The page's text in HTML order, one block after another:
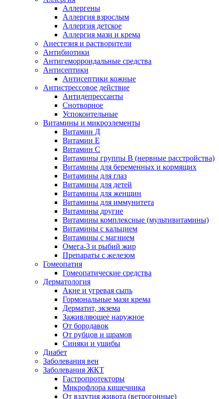
Аллергены
Аллергия взрослым
Аллергия детское
Аллергия мази и крема
Анестезия и растворители
Антибиотики
Антигеморроидальные средства
Антисептики
Антисептики кожные
Антистрессовое действие
Антидепрессанты
Снотворное
Успокоительные
Витамины и микроэлементы
Витамин Д
Витамин Е
Витамин С
Витамины группы В (нервные расстройства)
Витамины для беременных и кормящих
Витамины для глаз
Витамины для детей
Витамины для женщин
Витамины для иммунитета
Витамины другие
Витамины комплексные (мультивитамины)
Витамины с кальцием
Витамины с магнием
Омега-3 и рыбий жир
Препараты с железом
Гомеопатия
Гомеопатические средства
Дерматология
Акне и угревая сыпь
Гормональные мази крема
Дерматит, экзема
Заживляющее наружное
От бородавок
От рубцов и шрамов
Синяки и ушибы
Диабет
Заболевания вен
Заболевания ЖКТ
Гастропротекторы
Микрофлора кишечника
От вздутия живота (ветрогонные)